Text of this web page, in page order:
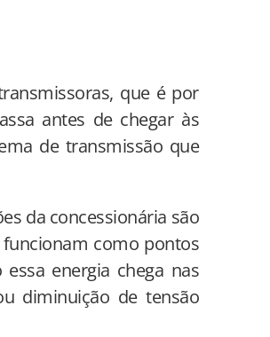
que é por
antes de chegar às
de transmissão que
da concessionária são
funcionam como pontos
energia chega nas
diminuição de tensão